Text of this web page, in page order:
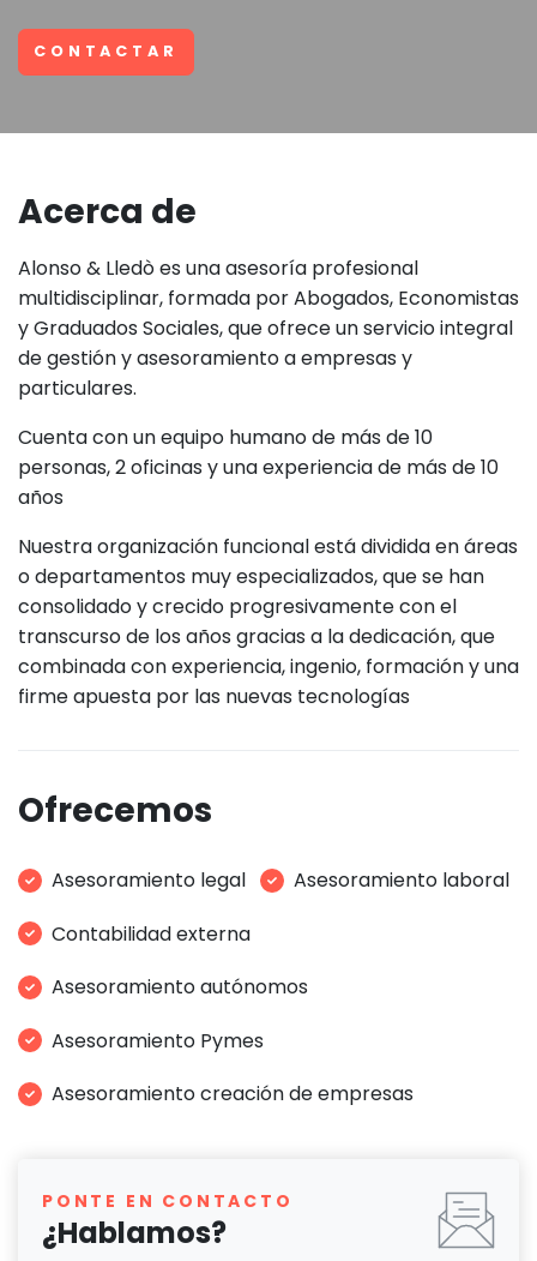
CONTACTAR
Acerca de
Alonso & Lledò es una asesoría profesional
multidisciplinar, formada por Abogados, Economistas
y Graduados Sociales, que ofrece un servicio integral
de gestión y asesoramiento a empresas y
particulares.
Cuenta con un equipo humano de más de 10
personas, 2 oficinas y una experiencia de más de 10
años
Nuestra organización funcional está dividida en áreas
o departamentos muy especializados, que se han
consolidado y crecido progresivamente con el
transcurso de los años gracias a la dedicación, que
combinada con experiencia, ingenio, formación y una
firme apuesta por las nuevas tecnologías
Ofrecemos
Asesoramiento legal
Asesoramiento laboral
Contabilidad externa
Asesoramiento autónomos
Asesoramiento Pymes
Asesoramiento creación de empresas
PONTE EN CONTACTO
¿Hablamos?